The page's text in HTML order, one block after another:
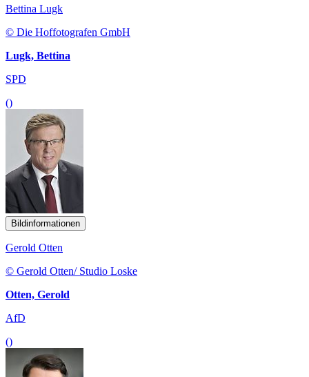
Bettina Lugk
© Die Hoffotografen GmbH
Lugk, Bettina
SPD
()
Bildinformationen
Gerold Otten
© Gerold Otten/ Studio Loske
Otten, Gerold
AfD
()